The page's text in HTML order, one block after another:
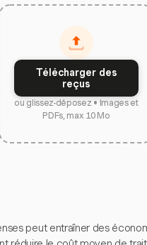
Télécharger des
reçus
ou glissez-déposez • Images et
PDFs, max 10 Mo
peut entraîner des